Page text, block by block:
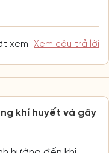
xem Xem câu trả lời
khí huyết và gây